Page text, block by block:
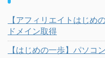
【アフィリエイトはじめ
ドメイン取得
【はじめの一歩】パソコ